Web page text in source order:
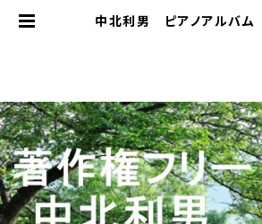
中北利男 ピアノアルバ